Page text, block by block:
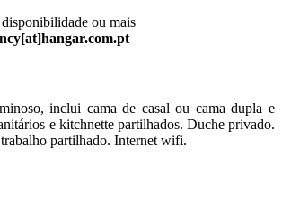
ou mais
inclui cama de casal ou cama dupla e
e kitchnette partilhados. Duche privado.
trabalho partilhado. Internet wi­fi.